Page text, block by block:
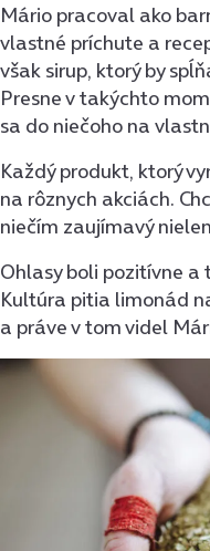
Mário pracoval ako
vlastné príchute a
však sirup, ktorý by
Presne v takýchto
sa do niečoho na
Každý produkt, ktorý
na rôznych akciách.
niečím zaujímavý
Ohlasy boli pozitívne
Kultúra pitia limonád
a práve v tom videl